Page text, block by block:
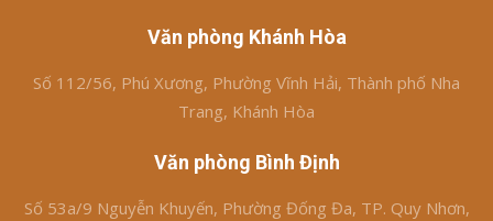
Văn phòng Khánh Hòa
Số 112/56, Phú Xương, Phường Vĩnh Hải, Thành phố Nha
Trang, Khánh Hòa
Văn phòng Bình Định
Số 53a/9 Nguyễn Khuyến, Phường Đống Đa, TP. Quy Nhơn,